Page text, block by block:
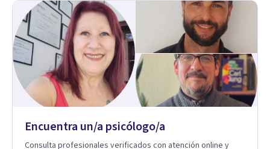
mejora global de tu sexualidad, considerando cada caso
como algo particular e intentando adaptarme a tu situación
personal concreta. En especial mi ámbito de trabajo es la
disfunción eréctil, la eyaculación precoz y la falta de deseo
tanto en mujeres como en hombres. La sexualidad es de
enorme importancia tanto para el bienestar físico y mental
como a nivel personal para una buena autoestima y una
relación saludable de pareja.
Encuentra un/a psicólogo/a
Consulta profesionales verificados con atención online y